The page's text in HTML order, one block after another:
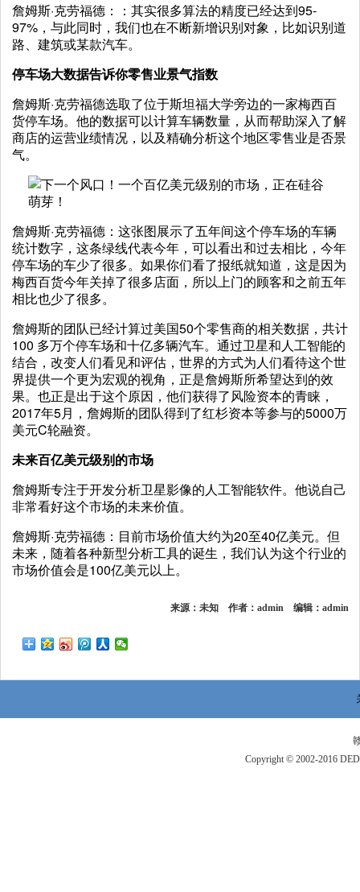
詹姆斯·克劳福德：：其实很多算法的精度已经达到95-
97%，与此同时，我们也在不断新增识别对象，比如识别道
路、建筑或某款汽车。
停车场大数据告诉你零售业景气指数
詹姆斯·克劳福德选取了位于斯坦福大学旁边的一家梅西百
货停车场。他的数据可以计算车辆数量，从而帮助深入了解
商店的运营业绩情况，以及精确分析这个地区零售业是否景
气。
詹姆斯·克劳福德：这张图展示了五年间这个停车场的车辆
统计数字，这条绿线代表今年，可以看出和过去相比，今年
停车场的车少了很多。如果你们看了报纸就知道，这是因为
梅西百货今年关掉了很多店面，所以上门的顾客和之前五年
相比也少了很多。
詹姆斯的团队已经计算过美国50个零售商的相关数据，共计
100 多万个停车场和十亿多辆汽车。通过卫星和人工智能的
结合，改变人们看见和评估，世界的方式为人们看待这个世
界提供一个更为宏观的视角，正是詹姆斯所希望达到的效
果。也正是出于这个原因，他们获得了风险资本的青睐，
2017年5月，詹姆斯的团队得到了红杉资本等参与的5000万
美元C轮融资。
未来百亿美元级别的市场
詹姆斯专注于开发分析卫星影像的人工智能软件。他说自己
非常看好这个市场的未来价值。
詹姆斯·克劳福德：目前市场价值大约为20至40亿美元。但
未来，随着各种新型分析工具的诞生，我们认为这个行业的
市场价值会是100亿美元以上。
来源：未知 作者：admin 编辑：admin
Copyright © 2002-2016